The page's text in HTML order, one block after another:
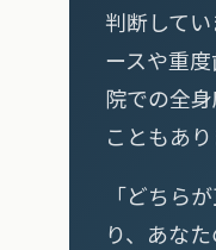
判断して
ースや重
院での全
こともあり
「どちら
り、あな